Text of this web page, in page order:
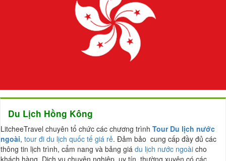
Du Lịch Hồng Kông
LitcheeTravel chuyên tổ chức các chương trình Tour Du lịch nước
ngoài, tour đi du lịch quốc tế giá rẻ. Đảm bảo cung cấp đầy đủ các
thông tin lịch trình, cẩm nang và bảng giá du lịch nước ngoài cho
khách hàng. Dịch vụ chuyên nghiệp, uy tín, thường xuyên có các